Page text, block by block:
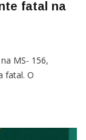
fatal na
MS- 156,
fatal. O